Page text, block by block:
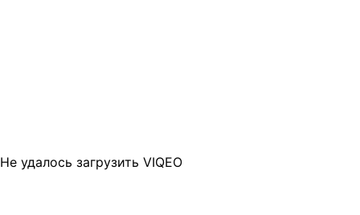
Не удалось загрузить VIQEO